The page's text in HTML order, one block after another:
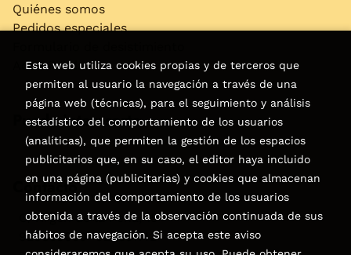
Quiénes somos
Pedidos especiales
Accesibilidad
Puede interesarte
Contacto
C/Virgen de la Peña, 15
928858050–928531142
Esta web utiliza cookies propias y de terceros que
permiten al usuario la navegación a través de una
página web (técnicas), para el seguimiento y análisis
estadístico del comportamiento de los usuarios
(analíticas), que permiten la gestión de los espacios
publicitarios que, en su caso, el editor haya incluido
en una página (publicitarias) y cookies que almacenan
información del comportamiento de los usuarios
obtenida a través de la observación continuada de sus
hábitos de navegación. Si acepta este aviso